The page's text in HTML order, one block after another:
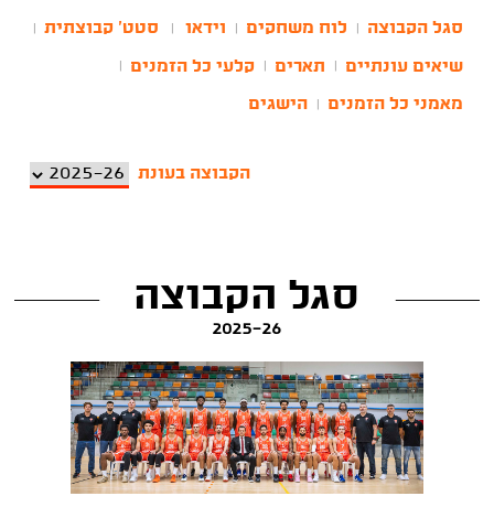
סגל הקבוצה לוח משחקים וידאו סטט' קבוצתית
שיאים עונתיים תארים קלעי כל הזמנים
מאמני כל הזמנים הישגים
הקבוצה בעונת
סגל הקבוצה
2025-26